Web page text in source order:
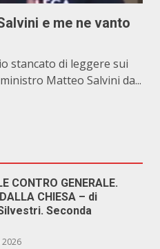
e me ne vanto
stancato di leggere sui
Matteo Salvini da...
CONTRO GENERALE.
CHIESA – di
Seconda
2026